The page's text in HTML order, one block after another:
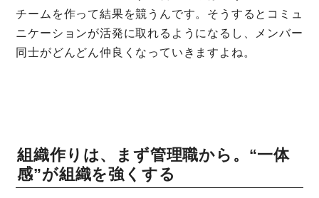
チームを作って結果を競うんです。そうするとコミュ
ニケーションが活発に取れるようになるし、メンバー
同士がどんどん仲良くなっていきますよね。
組織作りは、まず管理職から。“一体
感”が組織を強くする